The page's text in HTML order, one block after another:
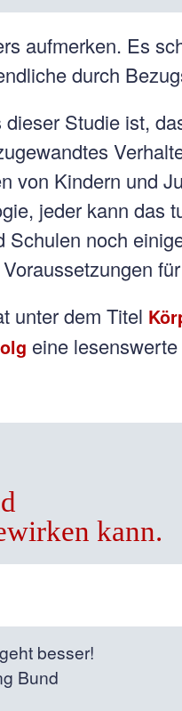
aufmerken. Es
durch
Studie ist,
von Kindern und
jeder kann das
Schulen noch
unter dem Titel
eine
kann.
besser!
Bund